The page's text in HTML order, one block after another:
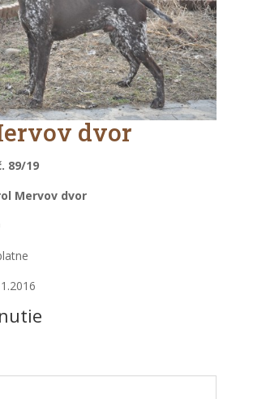
dvor
89/19
Mervov dvor